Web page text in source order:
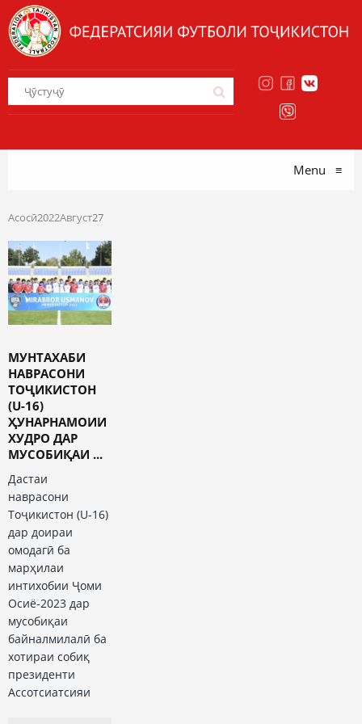
Menu ≡
Асосӣ2022Август27
МУНТАХАБИ
НАВРАСОНИ
ТОҶИКИСТОН
(U-16)
ҲУНАРНАМОИИ
ХУДРО ДАР
МУСОБИҚАИ ...
Дастаи
наврасони
Тоҷикистон (U-16)
дар доираи
омодагӣ ба
марҳилаи
интихобии Ҷоми
Осиё-2023 дар
мусобиқаи
байналмилалӣ ба
хотираи собиқ
президенти
Ассотсиатсияи